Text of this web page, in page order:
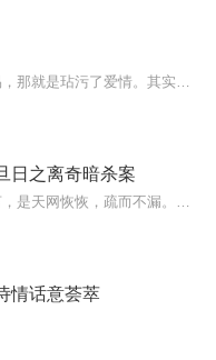
日之离奇暗杀案
情话意荟萃